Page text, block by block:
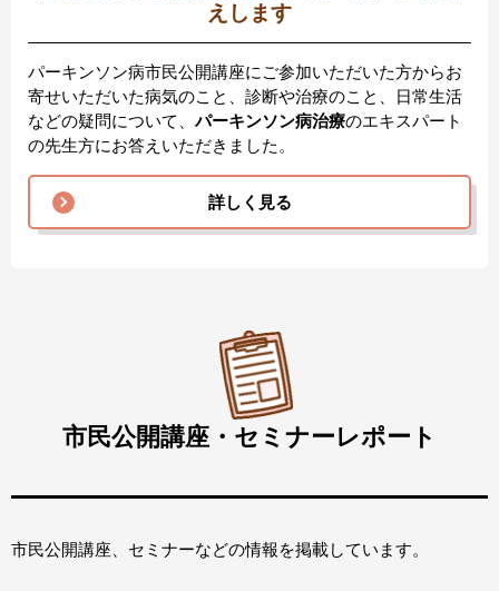
えします
パーキンソン病市民公開講座にご参加いただいた方からお
寄せいただいた病気のこと、診断や治療のこと、日常生活
などの疑問について、パーキンソン病治療のエキスパート
の先生方にお答えいただきました。
詳しく見る
市民公開講座・セミナーレポート
市民公開講座、セミナーなどの情報を掲載しています。